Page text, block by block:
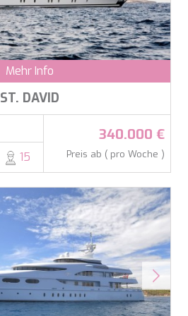
Mehr Info
ST. DAVID
15
340.000 €
Preis ab ( pro Woche )